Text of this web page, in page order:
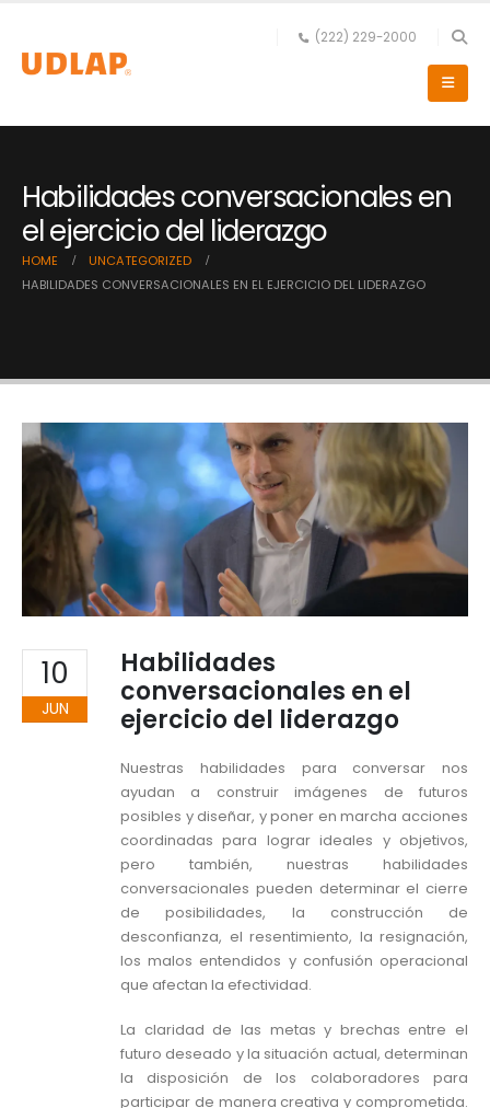
(222) 229-2000
Habilidades conversacionales en
el ejercicio del liderazgo
HOME
UNCATEGORIZED
HABILIDADES CONVERSACIONALES EN EL EJERCICIO DEL LIDERAZGO
10
JUN
Habilidades
conversacionales en el
ejercicio del liderazgo
Nuestras habilidades para conversar nos
ayudan a construir imágenes de futuros
posibles y diseñar, y poner en marcha acciones
coordinadas para lograr ideales y objetivos,
pero también, nuestras habilidades
conversacionales pueden determinar el cierre
de posibilidades, la construcción de
desconfianza, el resentimiento, la resignación,
los malos entendidos y confusión operacional
que afectan la efectividad.
La claridad de las metas y brechas entre el
futuro deseado y la situación actual, determinan
la disposición de los colaboradores para
participar de manera creativa y comprometida.